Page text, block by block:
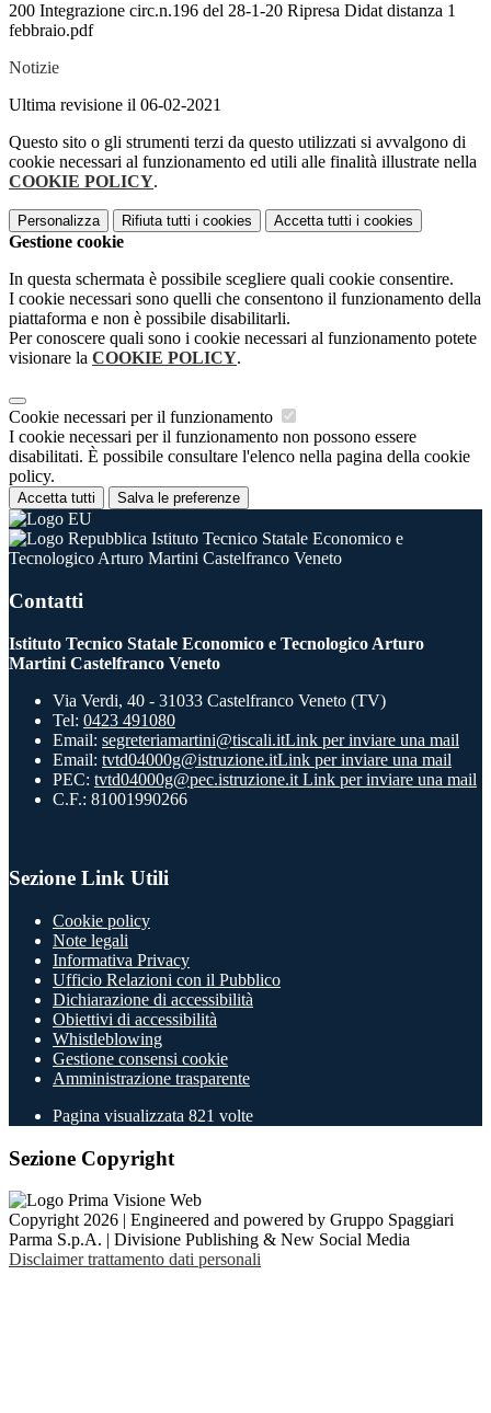
200 Integrazione circ.n.196 del 28-1-20 Ripresa Didat distanza 1
febbraio.pdf
Notizie
Ultima revisione il 06-02-2021
Questo sito o gli strumenti terzi da questo utilizzati si avvalgono di
cookie necessari al funzionamento ed utili alle finalità illustrate nella
COOKIE POLICY.
Personalizza Rifiuta tutti i cookies Accetta tutti i cookies
Gestione cookie
In questa schermata è possibile scegliere quali cookie consentire.
I cookie necessari sono quelli che consentono il funzionamento della
piattaforma e non è possibile disabilitarli.
Per conoscere quali sono i cookie necessari al funzionamento potete
visionare la COOKIE POLICY.
Cookie necessari per il funzionamento
I cookie necessari per il funzionamento non possono essere
disabilitati. È possibile consultare l'elenco nella pagina della cookie
policy.
Accetta tutti Salva le preferenze
Istituto Tecnico Statale Economico e
Tecnologico Arturo Martini Castelfranco Veneto
Contatti
Istituto Tecnico Statale Economico e Tecnologico Arturo
Martini Castelfranco Veneto
Via Verdi, 40 - 31033 Castelfranco Veneto (TV)
Tel: 0423 491080
Email: segreteriamartini@tiscali.itLink per inviare una mail
Email: tvtd04000g@istruzione.itLink per inviare una mail
PEC: tvtd04000g@pec.istruzione.it Link per inviare una mail
C.F.: 81001990266
Sezione Link Utili
Cookie policy
Note legali
Informativa Privacy
Ufficio Relazioni con il Pubblico
Dichiarazione di accessibilità
Obiettivi di accessibilità
Whistleblowing
Gestione consensi cookie
Amministrazione trasparente
Pagina visualizzata 821 volte
Sezione Copyright
Copyright 2026 | Engineered and powered by Gruppo Spaggiari
Parma S.p.A. | Divisione Publishing & New Social Media
Disclaimer trattamento dati personali